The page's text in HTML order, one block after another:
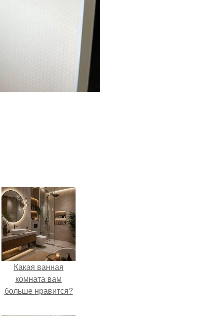
Какая ванная
комната вам
больше нравится?